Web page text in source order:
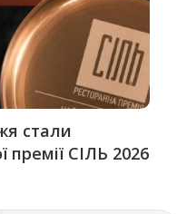
стали
премії СІЛЬ 2026